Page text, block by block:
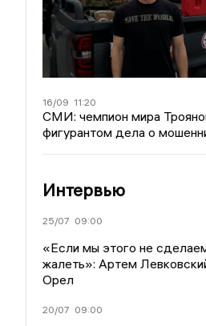
16/09 11:20
СМИ: чемпион мира
фигурантом дела о
Интервью
25/07 09:00
«Если мы этого не
жалеть»: Артем
Орел
20/07 09:00